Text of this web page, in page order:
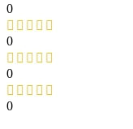
0
0
0
0